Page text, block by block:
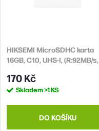
HIKSEMI MicroSDHC karta
16GB, C10, UHS-I, (R:92MB/s,
170 Kč
Skladem>1 KS
DO KOŠÍKU